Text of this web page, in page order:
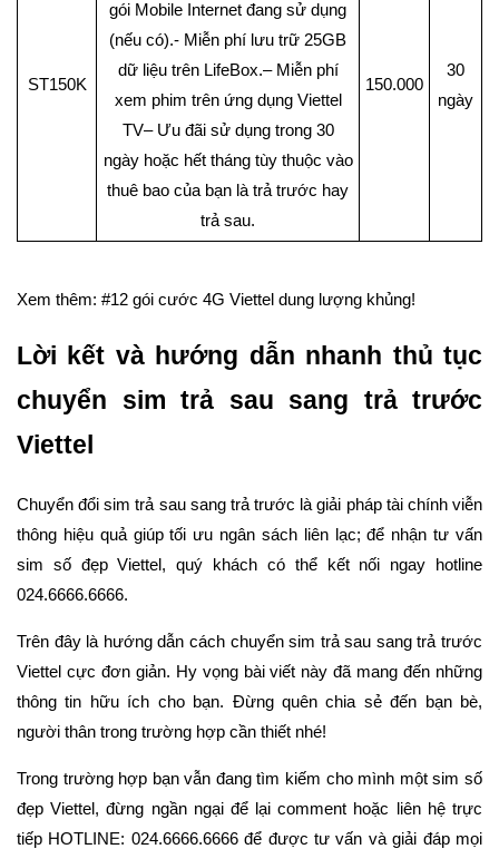
ST150K
gói Mobile Internet đang sử dụng
(nếu có).- Miễn phí lưu trữ 25GB
dữ liệu trên LifeBox.– Miễn phí
xem phim trên ứng dụng Viettel
TV– Ưu đãi sử dụng trong 30
ngày hoặc hết tháng tùy thuộc vào
thuê bao của bạn là trả trước hay
trả sau.
150.000
30
ngày
Xem thêm: #12 gói cước 4G Viettel dung lượng khủng!
Lời kết và hướng dẫn nhanh thủ tục
chuyển sim trả sau sang trả trước
Viettel
Chuyển đổi sim trả sau sang trả trước là giải pháp tài chính viễn
thông hiệu quả giúp tối ưu ngân sách liên lạc; để nhận tư vấn
sim số đẹp Viettel, quý khách có thể kết nối ngay hotline
024.6666.6666.
Trên đây là hướng dẫn cách chuyển sim trả sau sang trả trước
Viettel cực đơn giản. Hy vọng bài viết này đã mang đến những
thông tin hữu ích cho bạn. Đừng quên chia sẻ đến bạn bè,
người thân trong trường hợp cần thiết nhé!
Trong trường hợp bạn vẫn đang tìm kiếm cho mình một sim số
đẹp Viettel, đừng ngần ngại để lại comment hoặc liên hệ trực
tiếp HOTLINE: 024.6666.6666 để được tư vấn và giải đáp mọi